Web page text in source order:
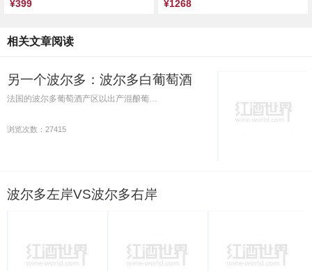
¥399 ¥1268
相关文章阅读
另一个波尔多：波尔多白葡萄酒
法国的波尔多葡萄酒产区以出产混酿葡…
浏览次数：27415
波尔多左岸VS波尔多右岸